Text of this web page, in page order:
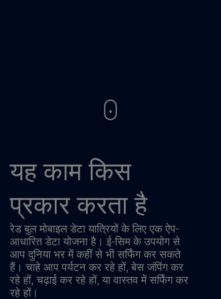
यह काम किस
प्रकार करता है
रेड बुल मोबाइल डेटा यात्रियों के लिए एक ऐप-
आधारित डेटा योजना है। ई-सिम के उपयोग से
आप दुनिया भर में कहीं से भी सर्फिंग कर सकते
हैं। चाहे आप पर्यटन कर रहे हों, बेस जंपिंग कर
रहे हों, चढ़ाई कर रहे हों, या वास्तव में सर्फिंग कर
रहे हों।